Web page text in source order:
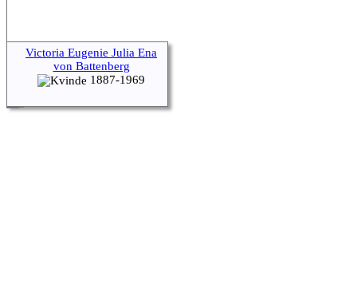
Victoria Eugenie Julia Ena
von Battenberg
1887-1969